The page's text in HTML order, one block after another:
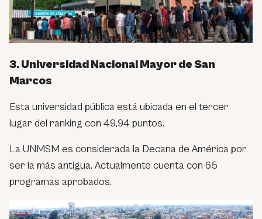
3. Universidad Nacional Mayor de San
Marcos
Esta universidad pública está ubicada en el tercer
lugar del ranking con 49,94 puntos.
La UNMSM es considerada la Decana de América por
ser la más antigua. Actualmente cuenta con 65
programas aprobados.